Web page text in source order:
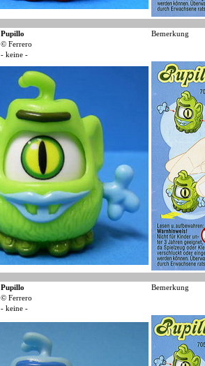
Pupillo
Bemerkung
© Ferrero
- keine -
Pupillo
Bemerkung
© Ferrero
- keine -